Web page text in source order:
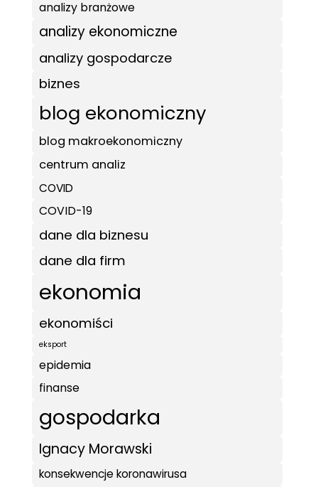
analizy branżowe
analizy ekonomiczne
analizy gospodarcze
biznes
blog ekonomiczny
blog makroekonomiczny
centrum analiz
COVID
COVID-19
dane dla biznesu
dane dla firm
ekonomia
ekonomiści
eksport
epidemia
finanse
gospodarka
Ignacy Morawski
konsekwencje koronawirusa